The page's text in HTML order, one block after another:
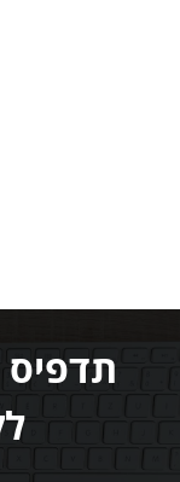
תדפיס